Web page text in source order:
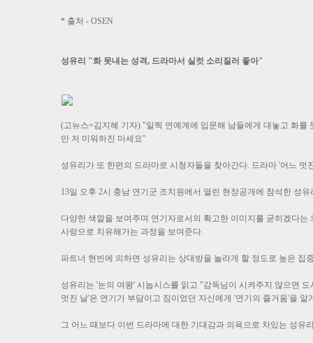
* 출처 - OSEN
성유리 "화 못내는 성격, 드라마서 실컷 소리질러 좋아"
(고뉴스=김지혜 기자) "일찍 연예계에 입문해 남들에게 대놓고 화
만 저 미워하진 마세요"
성유리가 또 한편의 드라마로 시청자들을 찾아간다. 드라마 '어느
13일 오후 2시 충남 연기군 조치원에서 열린 현장공개에 참석한 성
다양한 색깔을 보여주며 연기자로서의 확고한 이미지를 굳히겠다
사랑으로 치유해가는 과정을 보여준다.
파트너 현빈에 의하면 성유리는 상대방을 놀라게 할 정도로 높은 집
성유리는 '눈의 여왕' 시놉시스를 읽고 "감독님이 시켜주지 않으면
멋진 날'은 연기가 부담이고 짐이었던 자신에게 '연기의 즐거움'을 알
그 어느 때보다 이번 드라마에 대한 기대감과 의욕으로 차있는 성유